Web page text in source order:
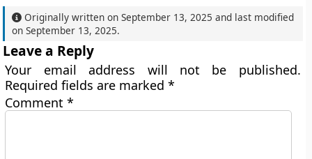
Originally written onSeptember 13, 2025 and last modified
onSeptember 13, 2025.
Leave a Reply
Your email address will not be published.
Required fields are marked*
Comment*